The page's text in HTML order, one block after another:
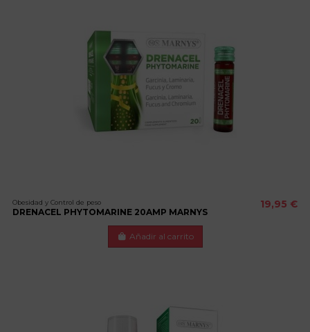
Obesidad y Control de peso
DRENACEL PHYTOMARINE 20AMP MARNYS
19,95 €
Añadir al carrito